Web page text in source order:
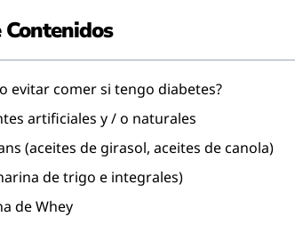
Contenidos
evitar comer si tengo diabetes?
artificiales y / o naturales
(aceites de girasol, aceites de canola)
de trigo e integrales)
de Whey